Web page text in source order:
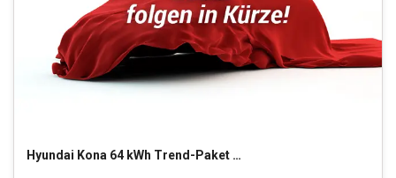
Hyundai Kona 64 kWh Trend-Paket Elektro 2WD